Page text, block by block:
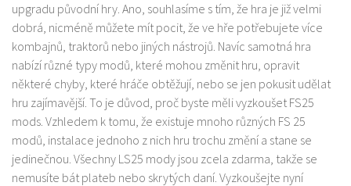
upgradu původní hry. Ano, souhlasíme s tím, že hra je již velmi
dobrá, nicméně můžete mít pocit, že ve hře potřebujete více
kombajnů, traktorů nebo jiných nástrojů. Navíc samotná hra
nabízí různé typy modů, které mohou změnit hru, opravit
některé chyby, které hráče obtěžují, nebo se jen pokusit udělat
hru zajímavější. To je důvod, proč byste měli vyzkoušet FS25
mods. Vzhledem k tomu, že existuje mnoho různých FS 25
modů, instalace jednoho z nich hru trochu změní a stane se
jedinečnou. Všechny LS25 mody jsou zcela zdarma, takže se
nemusíte bát plateb nebo skrytých daní. Vyzkoušejte nyní